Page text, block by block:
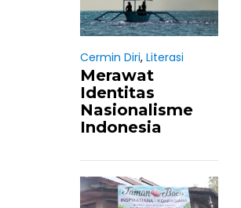
Cermin Diri, Literasi
Merawat
Identitas
Nasionalisme
Indonesia